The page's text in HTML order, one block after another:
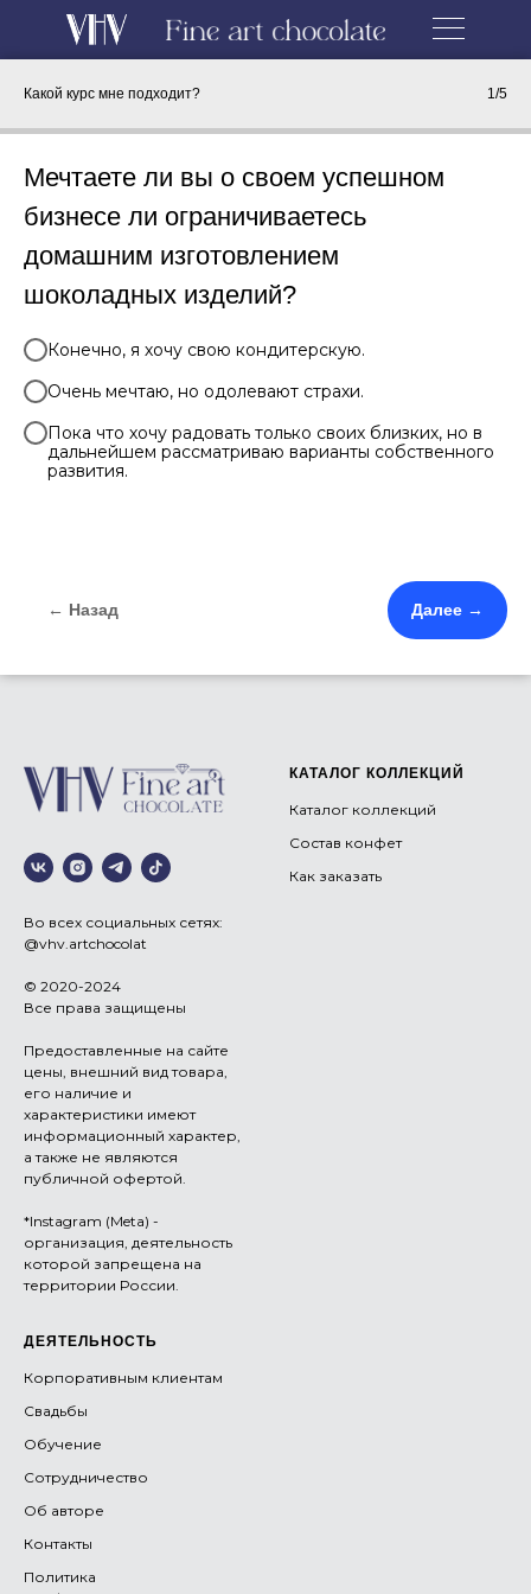
Какой курс мне подходит? 1/5
Мечтаете ли вы о своем успешном
бизнесе ли ограничиваетесь
домашним изготовлением
шоколадных изделий?
Конечно, я хочу свою кондитерскую.
Очень мечтаю, но одолевают страхи.
Пока что хочу радовать только своих близких, но в
дальнейшем рассматриваю варианты собственного
развития.
← Назад Далее →
Во всех социальных сетях:
@vhv.artchocolat
© 2020-2024
Все права защищены
Предоставленные на сайте
цены, внешний вид товара,
его наличие и
характеристики имеют
информационный характер,
а также не являются
публичной офертой.
*Instagram (Meta) -
организация, деятельность
которой запрещена на
территории России.
КАТАЛОГ КОЛЛЕКЦИЙ
Каталог коллекций
Состав конфет
Как заказать
ДЕЯТЕЛЬНОСТЬ
Корпоративным клиентам
Свадьбы
Обучение
Сотрудничество
Об авторе
Контакты
Политика